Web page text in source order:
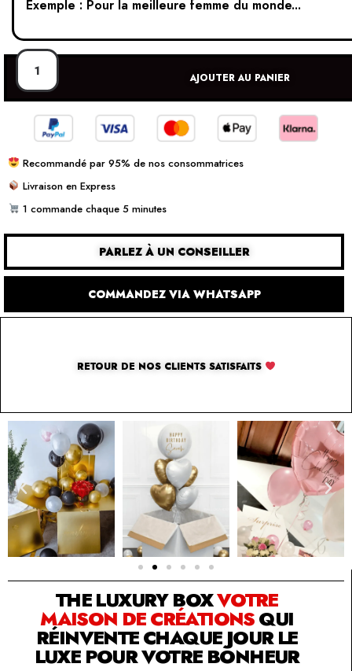
AJOUTER AU PANIER
Recommandé par 95% de nos consommatrices
Livraison en Express
1 commande chaque 5 minutes
PARLEZ À UN CONSEILLER
COMMANDEZ VIA WHATSAPP
RETOUR DE NOS CLIENTS SATISFAITS
SOLUTION PAR THE LUXURY BOX & CO
THE LUXURY BOXVOTRE
MAISON DE CRÉATIONSQUI
RÉINVENTE CHAQUE JOUR LE
LUXE POUR VOTRE BONHEUR